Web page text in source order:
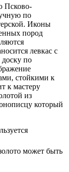
Псково-
по
Иконы
пород
левкас с
по
стойкими к
к мастеру
из
который
может быть